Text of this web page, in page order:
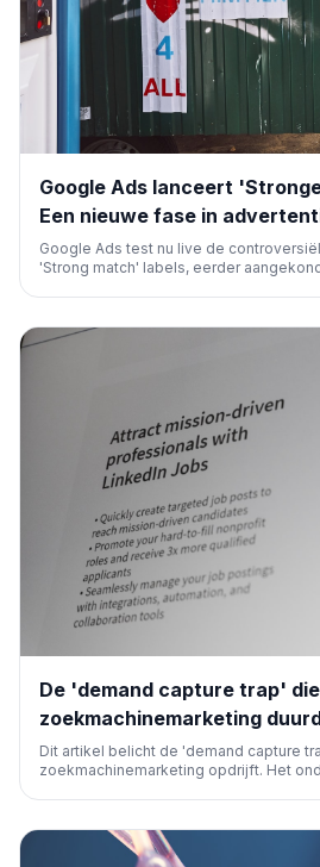
Google Ads lanceert
Een nieuwe fase in
Google Ads test nu live de
'Strong match' labels, eerder
effectiever te bereiken.
De 'demand capture trap' die
zoekmachinemarketing
Dit artikel belicht de 'demand capture
zoekmachinemarketing opdrijft. Het
zichtbaarheid te herwinnen.